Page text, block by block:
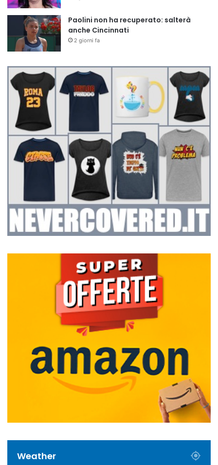
Paolini non ha recuperato: salterà
anche Cincinnati
2 giorni fa
Weather